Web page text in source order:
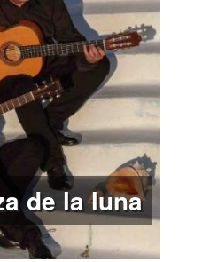
de la luna